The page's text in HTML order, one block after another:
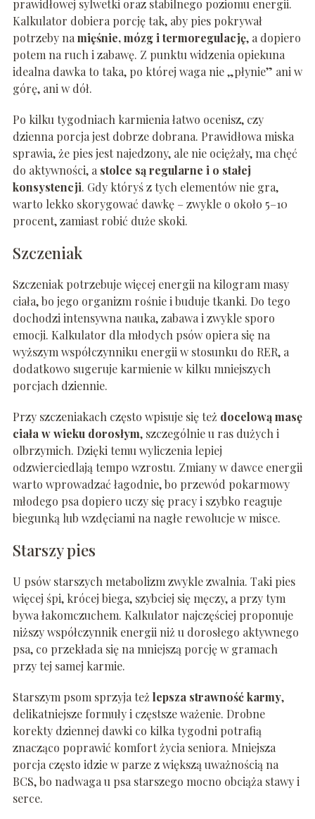
prawidłowej sylwetki oraz stabilnego poziomu energii.
Kalkulator dobiera porcję tak, aby pies pokrywał
potrzeby namięśnie, mózg i termoregulację, a dopiero
potem na ruch i zabawę. Z punktu widzenia opiekuna
idealna dawka to taka, po której waga nie „płynie” ani w
górę, ani w dół.
Po kilku tygodniach karmienia łatwo ocenisz, czy
dzienna porcja jest dobrze dobrana. Prawidłowa miska
sprawia, że pies jest najedzony, ale nie ociężały, ma chęć
do aktywności, astolce są regularne i o stałej
konsystencji. Gdy któryś z tych elementów nie gra,
warto lekko skorygować dawkę – zwykle o około 5–10
procent, zamiast robić duże skoki.
Szczeniak
Szczeniak potrzebuje więcej energii na kilogram masy
ciała, bo jego organizm rośnie i buduje tkanki. Do tego
dochodzi intensywna nauka, zabawa i zwykle sporo
emocji. Kalkulator dla młodych psów opiera się na
wyższym współczynniku energii w stosunku do RER, a
dodatkowo sugeruje karmienie w kilku mniejszych
porcjach dziennie.
Przy szczeniakach często wpisuje się też docelową masę
ciała w wieku dorosłym, szczególnie u ras dużych i
olbrzymich. Dzięki temu wyliczenia lepiej
odzwierciedlają tempo wzrostu. Zmiany w dawce energii
warto wprowadzać łagodnie, bo przewód pokarmowy
młodego psa dopiero uczy się pracy i szybko reaguje
biegunką lub wzdęciami na nagłe rewolucje w misce.
Starszy pies
U psów starszych metabolizm zwykle zwalnia. Taki pies
więcej śpi, krócej biega, szybciej się męczy, a przy tym
bywa łakomczuchem. Kalkulator najczęściej proponuje
niższy współczynnik energii niż u dorosłego aktywnego
psa, co przekłada się na mniejszą porcję w gramach
przy tej samej karmie.
Starszym psom sprzyja też lepsza strawność karmy,
delikatniejsze formuły i częstsze ważenie. Drobne
korekty dziennej dawki co kilka tygodni potrafią
znacząco poprawić komfort życia seniora. Mniejsza
porcja często idzie w parze z większą uważnością na
BCS, bo nadwaga u psa starszego mocno obciąża stawy i
serce.